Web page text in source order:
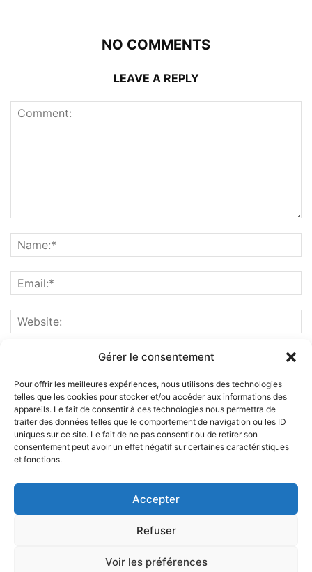
Gérer le consentement
Pour offrir les meilleures expériences, nous utilisons des technologies
telles que les cookies pour stocker et/ou accéder aux informations des
appareils. Le fait de consentir à ces technologies nous permettra de
traiter des données telles que le comportement de navigation ou les ID
uniques sur ce site. Le fait de ne pas consentir ou de retirer son
consentement peut avoir un effet négatif sur certaines caractéristiques
et fonctions.
Accepter
Refuser
Voir les préférences
NO COMMENTS
LEAVE A REPLY
ABOUT US
FOLLOW US